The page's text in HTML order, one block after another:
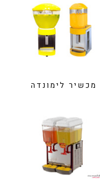
מכשיר לימונדה